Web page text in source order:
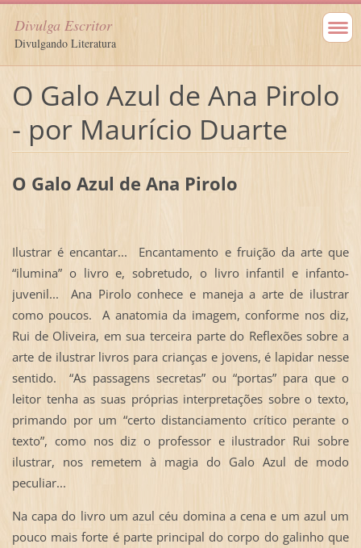
Divulga Escritor
Divulgando Literatura
O Galo Azul de Ana Pirolo
- por Maurício Duarte
O Galo Azul de Ana Pirolo
Ilustrar é encantar... Encantamento e fruição da arte que
“ilumina” o livro e, sobretudo, o livro infantil e infanto-
juvenil... Ana Pirolo conhece e maneja a arte de ilustrar
como poucos. A anatomia da imagem, conforme nos diz,
Rui de Oliveira, em sua terceira parte do Reflexões sobre a
arte de ilustrar livros para crianças e jovens, é lapidar nesse
sentido. “As passagens secretas” ou “portas” para que o
leitor tenha as suas próprias interpretações sobre o texto,
primando por um “certo distanciamento crítico perante o
texto”, como nos diz o professor e ilustrador Rui sobre
ilustrar, nos remetem à magia do Galo Azul de modo
peculiar...
Na capa do livro um azul céu domina a cena e um azul um
pouco mais forte é parte principal do corpo do galinho que